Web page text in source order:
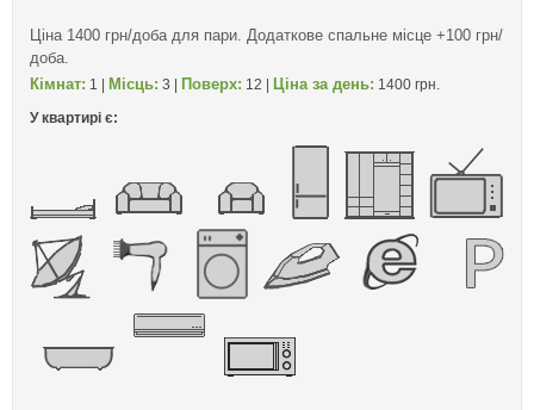
Ціна 1400 грн/доба для пари. Додаткове спальне місце +100 грн/
доба.
Кімнат: 1 | Місць: 3 | Поверх: 12 | Ціна за день: 1400 грн.
У квартирі є: